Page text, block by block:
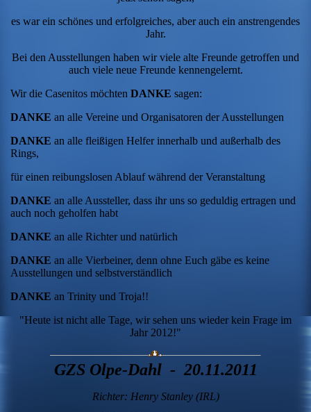
es war ein schönes und erfolgreiches, aber auch ein anstrengendes
Jahr.
Bei den Ausstellungen haben wir viele alte Freunde getroffen und
auch viele neue Freunde kennengelernt.
Wir die Casenitos möchten DANKE sagen:
DANKE an alle Vereine und Organisatoren der Ausstellungen
DANKE an alle fleißigen Helfer innerhalb und außerhalb des
Rings,
für einen reibungslosen Ablauf während der Veranstaltung
DANKE an alle Aussteller, dass ihr uns so geduldig ertragen und
auch noch geholfen habt
DANKE an alle Richter und natürlich
DANKE an alle Vierbeiner, denn ohne Euch gäbe es keine
Ausstellungen und selbstverständlich
DANKE an Trinity und Troja!!
"Heute ist nicht alle Tage, wir sehen uns wieder kein Frage im
Jahr 2012!"
GZS Olpe-Dahl - 20.11.2011
Richter: Henry Stanley (IRL)